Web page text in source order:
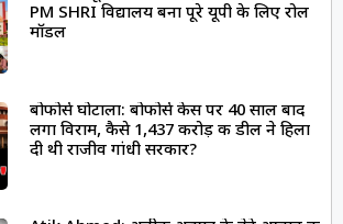
PM SHRI विद्यालय बना पूरे यूपी के लिए रोल
मॉडल
बोफोर्स घोटाला: बोफोर्स केस पर 40 साल बाद
लगा विराम, कैसे 1,437 करोड़ की डील ने हिला
दी थी राजीव गांधी सरकार?